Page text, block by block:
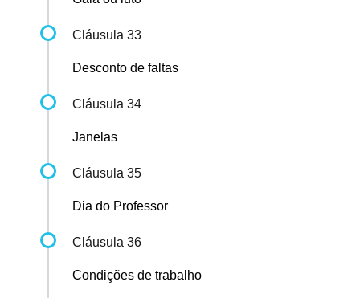
Cláusula 33
Desconto de faltas
Cláusula 34
Janelas
Cláusula 35
Dia do Professor
Cláusula 36
Condições de trabalho